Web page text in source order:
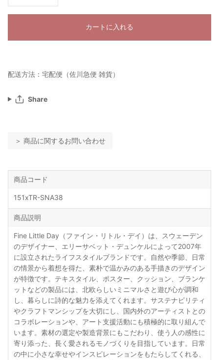
カートに入れる
配送方法：宅配便（佐川急便 雑貨）
Share
＞ 商品に関するお問い合わせ
商品コード
151xTR-SNA38
商品説明
Fine Little Day（ファイン・リトル・デイ）は、スウェーデン
のデザイナー、エリーサベット・デュンケルによって2007年
に設立されたライフスタイルブランドです。自然や季節、日常
の情景から着想を得た、素朴で温かみのある手描きのデザイン
が特徴です。テキスタイル、ポスター、クッション、ブランケ
ットなどの製品には、北欧らしいミニマルさと遊び心が調和
し、暮らしに詩的な魅力を添えてくれます。サステナビリティ
やクラフトマンシップを大切にし、国内外のアーティストとの
コラボレーションや、アート支援活動にも積極的に取り組んで
います。素材の選定や製造背景にもこだわり、使う人の感性に
寄り添った、長く愛されるモノづくりを目指しています。日常
の中に小さな幸せやインスピレーションをもたらしてくれる、